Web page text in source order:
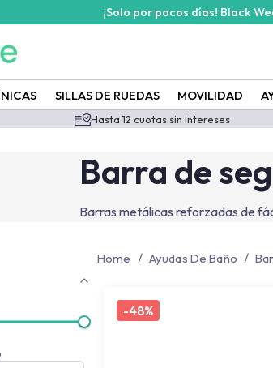
¡Solo por pocos días! Black
SILLAS DE RUEDAS MOVILIDAD
Hasta 12 cuotas sin intereses
Barra de
Barras metálicas reforzadas de
Home / Ayudas De Baño /
-48%
de-seguridad/barra-de-